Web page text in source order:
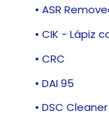
• ASR
• CIK - Lápiz
• CRC
• DAI 95
• DSC Cleaner